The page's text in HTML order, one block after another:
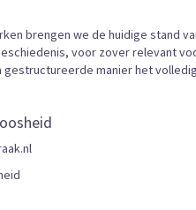
brengen we de huidige stand
voor zover relevant
manier het